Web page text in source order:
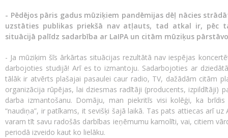
- Pēdējos pāris gadus mūziķiem pandēmijas dēļ nācies
uzstāties publikas priekšā nav atļauts, tad atkal ir, pēc
situācijā palīdz sadarbība ar LaIPA un citām mūziķus
- Ja mūziķim šīs ārkārtas situācijas rezultātā nav iespējas
darbojoties studijā! Arī es to izmantoju. Sadarbojoties ar
tālāk ir atvērts plašajai pasaulei caur radio, TV, dažādām citām
organizācija rūpējas, lai dziesmas radītāji (producents, izpildītāji)
darba izmantošanu. Domāju, man piekritīs visi kolēģi, ka
“naudiņa”, ir patīkams, it sevišķi šajā laikā. Tas pats attiecas arī
varam tīt savu radošās darbības ieņēmumu kamolīti, vai, citiem
periodā izveido kaut ko lielāku.